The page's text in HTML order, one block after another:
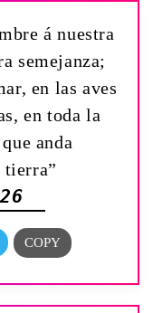
á nuestra
semejanza;
en las aves
en toda la
anda
tierra”